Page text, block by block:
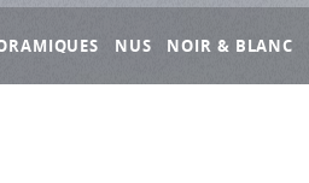
NUS NOIR & BLANC